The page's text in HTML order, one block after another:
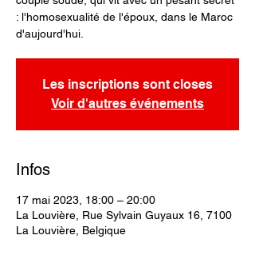
: l'homosexualité de l'époux, dans le Maroc
d'aujourd'hui.
Les inscriptions sont closes
Voir d'autres événements
Infos
17 mai 2023, 18:00 – 20:00
La Louvière, Rue Sylvain Guyaux 16, 7100
La Louvière, Belgique